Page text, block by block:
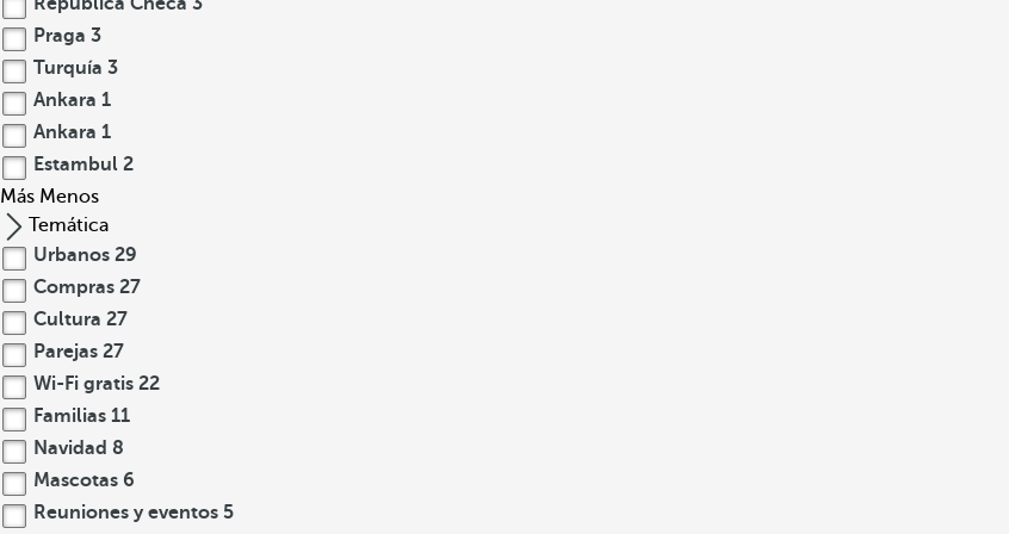
Praga 3
Turquía 3
Ankara 1
Ankara 1
Estambul 2
Más Menos
Temática
Urbanos 29
Compras 27
Cultura 27
Parejas 27
Wi-Fi gratis 22
Familias 11
Navidad 8
Mascotas 6
Reuniones y eventos 5